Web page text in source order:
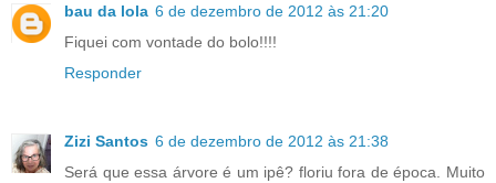
bau da lola 6 de dezembro de 2012 às 21:20
Fiquei com vontade do bolo!!!!
Responder
Zizi Santos 6 de dezembro de 2012 às 21:38
Será que essa árvore é um ipê? floriu fora de época. Muito